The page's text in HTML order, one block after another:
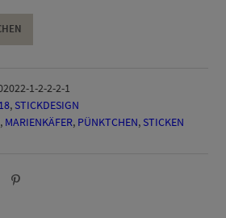
1-2-2-2-1
, STICKDESIGN
, MARIENKÄFER, PÜNKTCHEN, STICKEN